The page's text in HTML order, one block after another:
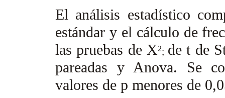
El análisis estadístico
estándar y el cálculo de
las pruebas de X2; de t de
pareadas y Anova. Se
valores de p menores de